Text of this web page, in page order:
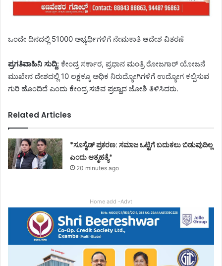
ಒಂದೇ ದಿನದಲ್ಲಿ 51000 ಅಭ್ಯರ್ಥಿಗಳಿಗೆ ನೇಮಕಾತಿ ಆದೇಶ ವಿತರಣೆ
ಪ್ರಗತಿವಾಹಿನಿ ಸುದ್ದಿ: ಕೇಂದ್ರ ಸರ್ಕಾರ, ಪ್ರಧಾನ ಮಂತ್ರಿ ರೋಜಗಾರ್ ಯೋಜನೆ
ಮುಖೇನ ದೇಶದಲ್ಲಿ 10 ಲಕ್ಷಕ್ಕೂ ಅಧಿಕ ನಿರುದ್ಯೋಗಿಗಳಿಗೆ ಉದ್ಯೋಗ ಕಲ್ಪಿಸುವ
ಗುರಿ ಹೊಂದಿದೆ ಎಂದು ಕೇಂದ್ರ ಸಚಿವ ಪ್ರಲ್ಹಾದ ಜೋಶಿ ತಿಳಿಸಿದರು.
Related Articles
*ಸೂಸೈಡ್ ಪ್ರಕರಣ: ಸಮಾಜ ಒಟ್ಟಿಗೆ ಬದುಕಲು ಬಿಡುವುದಿಲ್ಲ
ಎಂದು ಆತ್ಮಹತ್ಯೆ*
20 minutes ago
Home add -Advt